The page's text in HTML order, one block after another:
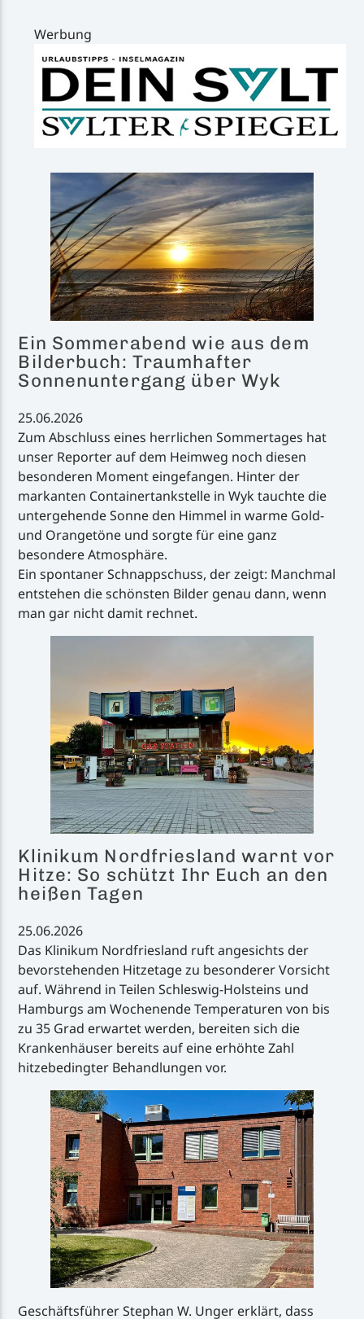
Werbung
Ein Sommerabend wie aus dem
Bilderbuch: Traumhafter
Sonnenuntergang über Wyk
25.06.2026
Zum Abschluss eines herrlichen Sommertages hat
unser Reporter auf dem Heimweg noch diesen
besonderen Moment eingefangen. Hinter der
markanten Containertankstelle in Wyk tauchte die
untergehende Sonne den Himmel in warme Gold-
und Orangetöne und sorgte für eine ganz
besondere Atmosphäre.
Ein spontaner Schnappschuss, der zeigt: Manchmal
entstehen die schönsten Bilder genau dann, wenn
man gar nicht damit rechnet.
Klinikum Nordfriesland warnt vor
Hitze: So schützt Ihr Euch an den
heißen Tagen
25.06.2026
Das Klinikum Nordfriesland ruft angesichts der
bevorstehenden Hitzetage zu besonderer Vorsicht
auf. Während in Teilen Schleswig-Holsteins und
Hamburgs am Wochenende Temperaturen von bis
zu 35 Grad erwartet werden, bereiten sich die
Krankenhäuser bereits auf eine erhöhte Zahl
hitzebedingter Behandlungen vor.
Geschäftsführer Stephan W. Unger erklärt, dass